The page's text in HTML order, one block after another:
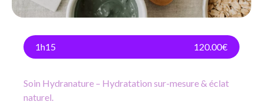
1h15 120.00€
Soin Hydranature – Hydratation sur-mesure & éclat
naturel.